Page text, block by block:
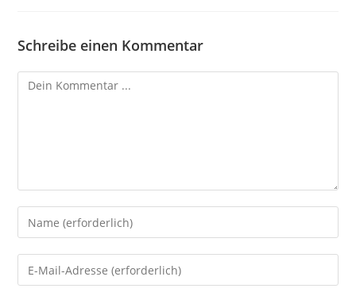
Schreibe einen Kommentar